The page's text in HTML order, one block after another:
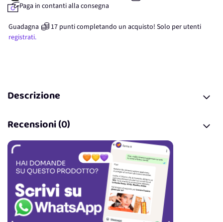
Paga in contanti alla consegna
Guadagna 17 punticompletando un acquisto! Solo per utenti
registrati.
Descrizione
Recensioni (0)